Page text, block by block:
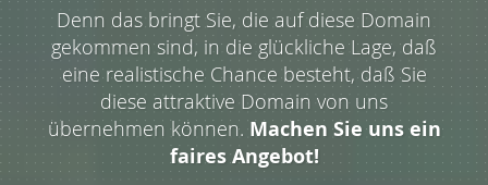
Denn das bringt Sie, die auf diese Domain
gekommen sind, in die glückliche Lage, daß
eine realistische Chance besteht, daß Sie
diese attraktive Domain von uns
übernehmen können.Machen Sie uns ein
faires Angebot!